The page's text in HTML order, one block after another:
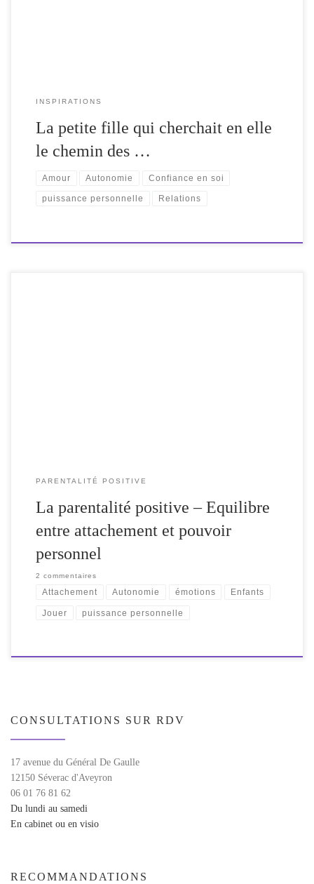
INSPIRATIONS
La petite fille qui cherchait en elle
le chemin des …
Amour Autonomie Confiance en soi
puissance personnelle Relations
PARENTALITÉ POSITIVE
La parentalité positive – Equilibre
entre attachement et pouvoir
personnel
2 commentaires
Attachement Autonomie émotions Enfants
Jouer puissance personnelle
CONSULTATIONS SUR RDV
17 avenue du Général De Gaulle
12150 Séverac d'Aveyron
06 01 76 81 62
Du lundi au samedi
En cabinet ou en visio
RECOMMANDATIONS